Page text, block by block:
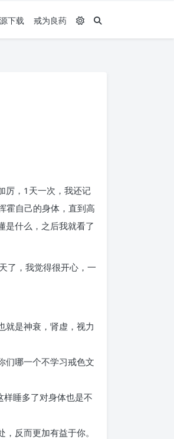
下载 戒为良药
厉，1天一次，我还记
霍自己的身体，直到高
是什么，之后我就看了
了，我觉得很开心，一
就是神衰，肾虚，视力
们哪一个不学习戒色文
睡多了对身体也是不
反而更加有益于你。